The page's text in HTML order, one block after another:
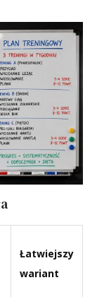
Łatwiejszy
wariant